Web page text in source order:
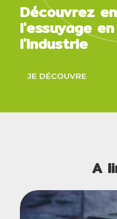
Découvrez
l'essuyage
l'industrie
JE DÉCOUVRE
A